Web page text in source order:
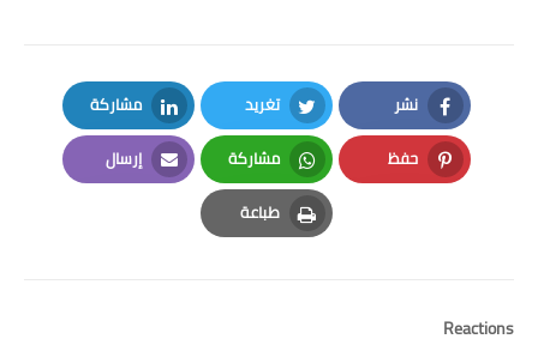
نشر
Facebook
تغريد
Twitter
مشاركة
LinkedIn
حفظ
Pinterest
مشاركة
Whatsapp
إرسال
Email
طباعة
Print
Reactions